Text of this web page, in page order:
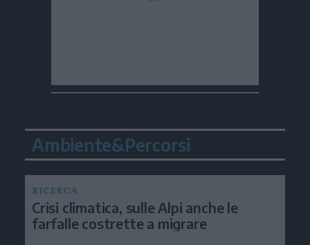
Ambiente&Percorsi
RICERCA
Crisi climatica, sulle Alpi anche le
farfalle costrette a migrare